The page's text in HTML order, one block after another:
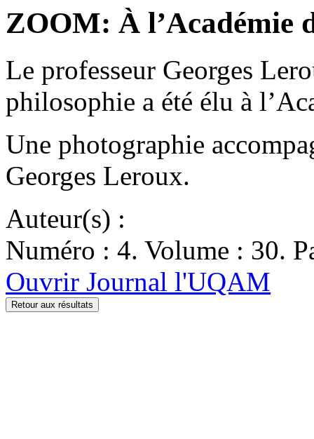
ZOOM: À l’Académie
Le professeur Georges
philosophie a été élu à
Une photographie
Georges Leroux.
Auteur(s) :
Numéro : 4. Volume : 30.
Ouvrir Journal l'UQAM
Retour aux résultats